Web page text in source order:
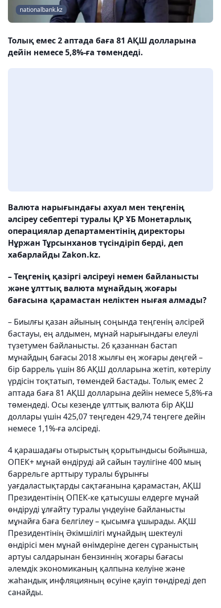
nationalbank.kz
Толық емес 2 аптада баға 81 АҚШ долларына
дейін немесе 5,8%-ға төмендеді.
Валюта нарығындағы ахуал мен теңгенің
әлсіреу себептері туралы ҚР ҰБ Монетарлық
операциялар департаментінің директоры
Нұржан Тұрсынханов түсіндіріп берді, деп
хабарлайды Zakon.kz.
– Теңгенің қазіргі әлсіреуі немен байланысты
және ұлттық валюта мұнайдың жоғары
бағасына қарамастан неліктен нығая алмады?
– Биылғы қазан айының соңында теңгенің әлсірей
бастауы, ең алдымен, мұнай нарығындағы елеулі
түзетумен байланысты. 26 қазаннан бастап
мұнайдың бағасы 2018 жылғы ең жоғары деңгей –
бір баррель үшін 86 АҚШ долларына жетіп, көтерілу
үрдісін тоқтатып, төмендей бастады. Толық емес 2
аптада баға 81 АҚШ долларына дейін немесе 5,8%-ға
төмендеді. Осы кезеңде ұлттық валюта бір АҚШ
доллары үшін 425,07 теңгеден 429,74 теңгеге дейін
немесе 1,1%-ға әлсіреді.
4 қарашадағы отырыстың қорытындысы бойынша,
ОПЕК+ мұнай өндіруді ай сайын тәулігіне 400 мың
баррельге арттыру туралы бұрынғы
уағдаластықтарды сақтағанына қарамастан, АҚШ
Президентінің ОПЕК-ке қатысушы елдерге мұнай
өндіруді ұлғайту туралы үндеуіне байланысты
мұнайға баға белгілеу – қысымға ұшырады. АҚШ
Президентінің Әкімшілігі мұнайдың шектеулі
өндірісі мен мұнай өнімдеріне деген сұраныстың
артуы салдарынан бензиннің жоғары бағасы
әлемдік экономиканың қалпына келуіне және
жаһандық инфляцияның өсуіне қауіп төндіреді деп
санайды.